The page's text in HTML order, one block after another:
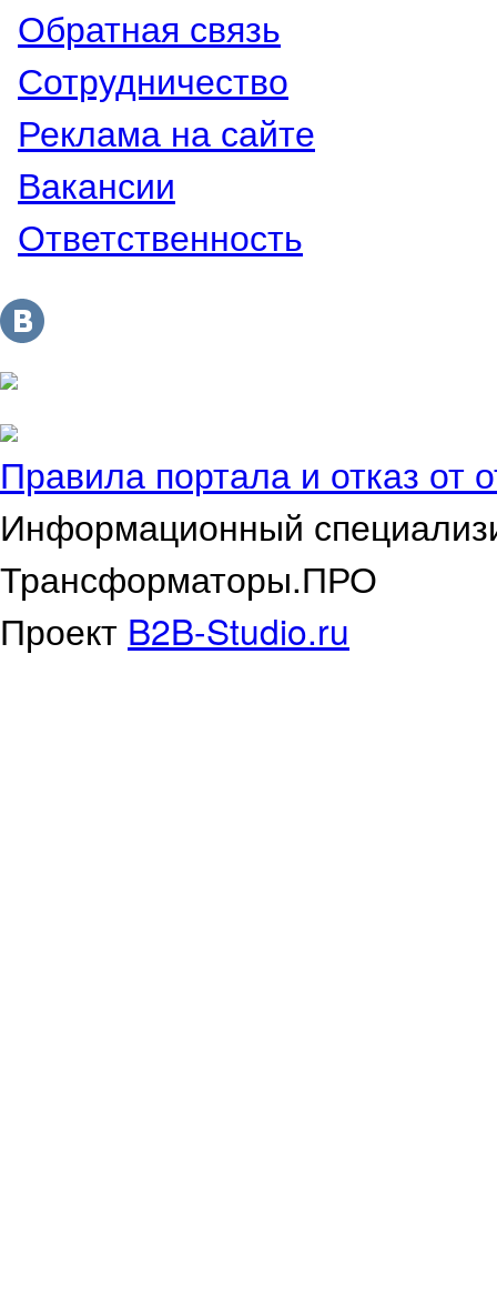
Обратная связь
Сотрудничество
Реклама на сайте
Вакансии
Ответственность
Правила портала и отказ от
Информационный
Трансформаторы.ПРО
Проект B2B-Studio.ru